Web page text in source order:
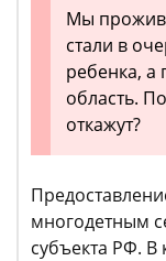
Мы
стали в
ребенка, а
область.
откажут?
многодетным
субъекта РФ. В